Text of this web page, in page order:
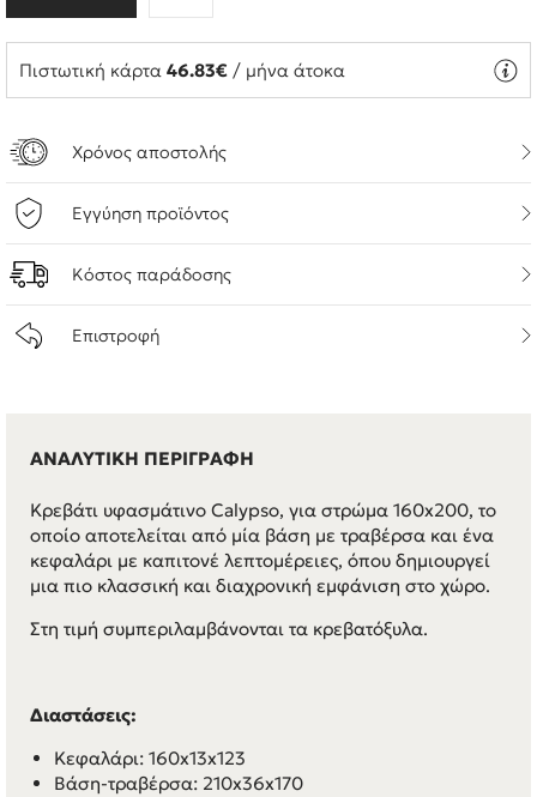
Πιστωτική κάρτα 46.83€ / μήνα άτοκα
Χρόνος αποστολής
Εγγύηση προϊόντος
Κόστος παράδοσης
Επιστροφή
ΑΝΑΛΥΤΙΚΗ ΠΕΡΙΓΡΑΦΗ
Κρεβάτι υφασμάτινο Calypso, για στρώμα 160x200, το
οποίο αποτελείται από μία βάση με τραβέρσα και ένα
κεφαλάρι με καπιτονέ λεπτομέρειες, όπου δημιουργεί
μια πιο κλασσική και διαχρονική εμφάνιση στο χώρο.
Στη τιμή συμπεριλαμβάνονται τα κρεβατόξυλα.
Διαστάσεις:
Κεφαλάρι: 160x13x123
Βάση-τραβέρσα: 210x36x170